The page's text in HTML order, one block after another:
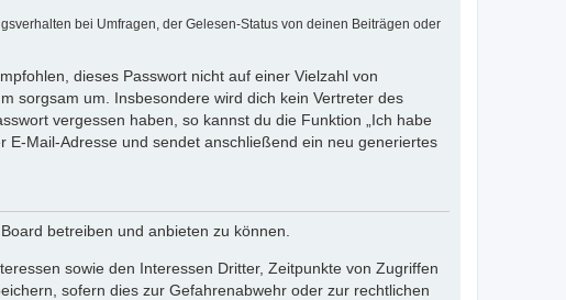
bei Umfragen, der Gelesen-Status von deinen Beiträgen oder
dieses Passwort nicht auf einer Vielzahl von
sorgsam um. Insbesondere wird dich kein Vertreter des
vergessen haben, so kannst du die Funktion „Ich habe
E-Mail-Adresse und sendet anschließend ein neu generiertes
betreiben und anbieten zu können.
sowie den Interessen Dritter, Zeitpunkte von Zugriffen
sofern dies zur Gefahrenabwehr oder zur rechtlichen